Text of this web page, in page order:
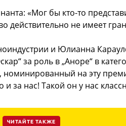
«Мог бы кто-то
действительно не имеет
и Юлианна
за роль в „Аноре“ в
номинированный на эту
за нас! Такой он у нас
ЧИТАЙТЕ ТАКЖЕ